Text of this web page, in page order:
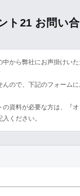
ト21 お問い
中から弊社にお声掛けい
んので、下記のフォーム
資料が必要な方は、『
ください。